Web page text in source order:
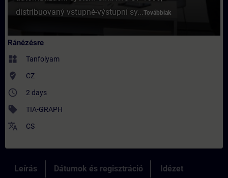
distribuovaný vstupně-výstupní sy...Továbbiak
Ránézésre
widgets Tanfolyam
where_to_vote CZ
access_time 2 days
sell TIA-GRAPH
translate CS
Leírás Dátumok és regisztráció Idézet